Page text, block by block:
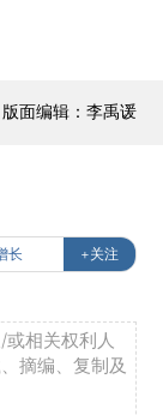
版面编辑：李禹谖
长 +关注
相关权利人
摘编、复制及